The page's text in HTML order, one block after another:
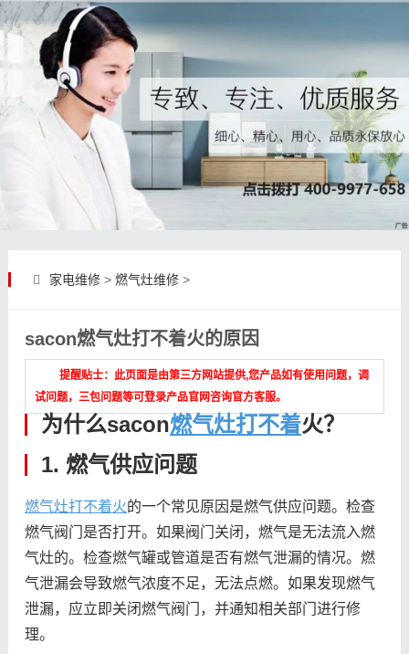
家电维修> 燃气灶维修>
sacon燃气灶打不着火的原因
提醒贴士：此页面是由第三方网站提供,您产品如有使用问题，调
试问题，三包问题等可登录产品官网咨询官方客服。
为什么sacon燃气灶打不着火？
1. 燃气供应问题
燃气灶打不着火的一个常见原因是燃气供应问题。检查
燃气阀门是否打开。如果阀门关闭，燃气是无法流入燃
气灶的。检查燃气罐或管道是否有燃气泄漏的情况。燃
气泄漏会导致燃气浓度不足，无法点燃。如果发现燃气
泄漏，应立即关闭燃气阀门，并通知相关部门进行修
理。